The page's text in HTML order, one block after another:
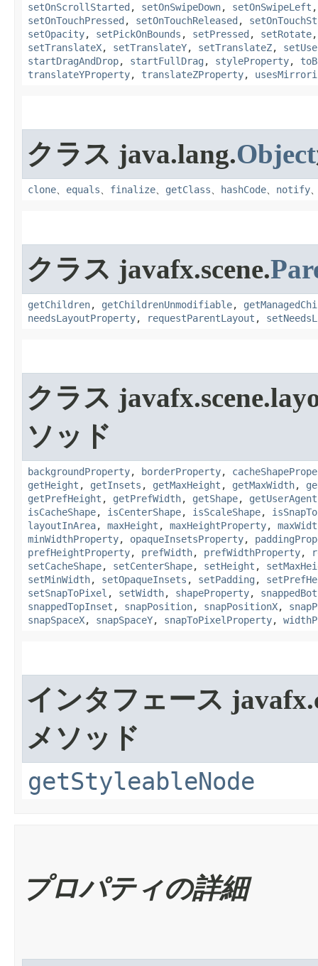
setOnScrollStarted , setOnSwipeDown, setOnSwipeLeft
setOnTouchPressed , setOnTouchReleased ,
setOpacity, setPickOnBounds , setPressed , setRotate
setTranslateX, setTranslateY, setTranslateZ,
startDragAndDrop, startFullDrag , styleProperty,
translateYProperty, translateZProperty,
クラス java.lang.Object
clone equals finalize getClass hashCode notify
クラス javafx.scene.
getChildren, getChildrenUnmodifiable,
needsLayoutProperty, requestParentLayout ,
クラス
ソッド
backgroundProperty, borderProperty,
getHeight , getInsets , getMaxHeight , getMaxWidth,
getPrefHeight , getPrefWidth, getShape,
isCacheShape, isCenterShape, isScaleShape,
layoutInArea, maxHeight , maxHeightProperty,
minWidthProperty, opaqueInsetsProperty,
prefHeightProperty, prefWidth, prefWidthProperty,
setCacheShape, setCenterShape, setHeight ,
setMinWidth, setOpaqueInsets , setPadding ,
setSnapToPixel , setWidth, shapeProperty,
snappedTopInset , snapPosition, snapPositionX,
snapSpaceX, snapSpaceY, snapToPixelProperty,
インタフェース
メソッド
getStyleableNode
プロパティの詳細